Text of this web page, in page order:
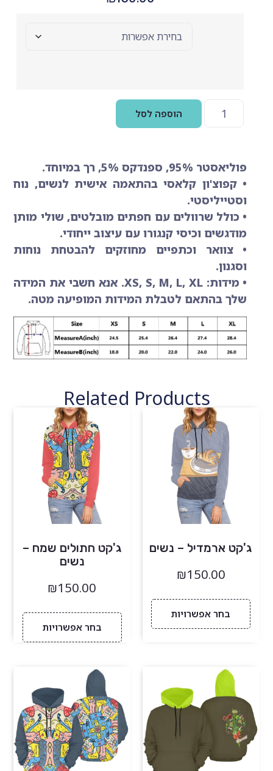
הוספה לסל
פוליאסטר 95%, ספנדקס 5%, רך במיוחד.
• קפוצ'ון קלאסי בהתאמה אישית לנשים, נוח
וסטייליסטי.
• כולל שרוולים עם חפתים מובלטים, שולי מותן
מודגשים וכיסי קנגורו עם עיצוב ייחודי.
• צוואר וכתפיים מחוזקים להבטחת נוחות
וסגנון.
• מידות: XS, S, M, L, XL. אנא חשבי את המידה
שלך בהתאם לטבלת המידות המופיעה מטה.
Related Products
ג'קט ארמדיל – נשים
₪150.00
בחר אפשרויות
ג'קט חתולים שמח –
נשים
₪150.00
בחר אפשרויות